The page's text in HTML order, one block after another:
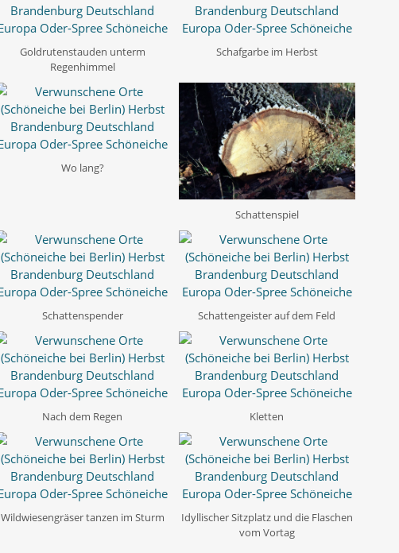
Goldrutenstauden unterm
Regenhimmel
Schafgarbe im Herbst
Wo lang?
Schattenspiel
Schattenspender Schattengeister auf dem Feld
Nach dem Regen Kletten
Wildwiesengräser tanzen im Sturm
Idyllischer Sitzplatz und die Flaschen
vom Vortag